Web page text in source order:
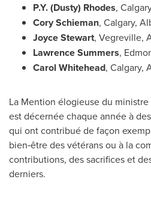
P.Y. (Dusty) Rhodes,
Cory Schieman, Calgary,
Joyce Stewart, Vegreville,
Lawrence Summers,
Carol Whitehead, Calgary,
La Mention élogieuse du
est décernée chaque année à
qui ont contribué de façon
bien‑être des vétérans ou à la
contributions, des sacrifices et
derniers.